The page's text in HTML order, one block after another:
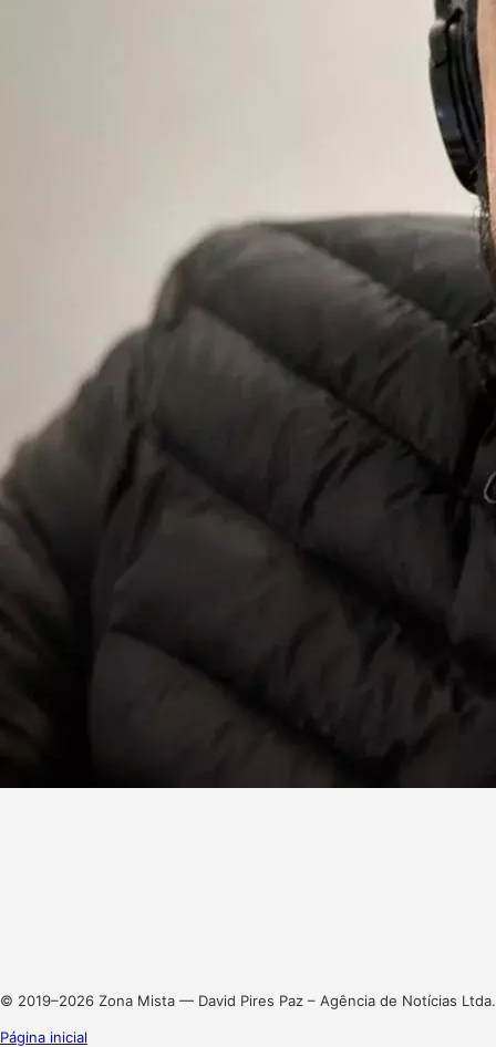
© 2019–2026 Zona Mista — David Pires Paz – Agência de Notícias Ltda.
Página inicial